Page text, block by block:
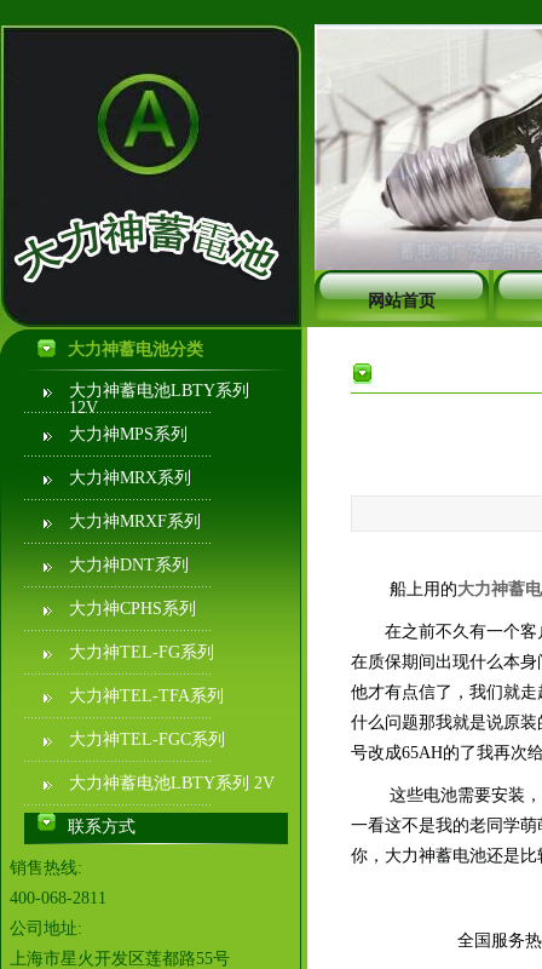
网站首页
大力神蓄电池分类
大力神蓄电池LBTY系列
12V
大力神MPS系列
大力神MRX系列
大力神MRXF系列
大力神DNT系列
大力神CPHS系列
大力神TEL-FG系列
大力神TEL-TFA系列
大力神TEL-FGC系列
大力神蓄电池LBTY系列 2V
联系方式
销售热线:
400-068-2811
公司地址:
上海市星火开发区莲都路55号
船上用的大力神蓄
在之前不久有一个
在质保期间出现什么本
他才有点信了，我们就
什么问题那我就是说原
号改成65AH的了我再次
这些电池需要安装
一看这不是我的老同学
你，大力神蓄电池还是
全国服务热线：